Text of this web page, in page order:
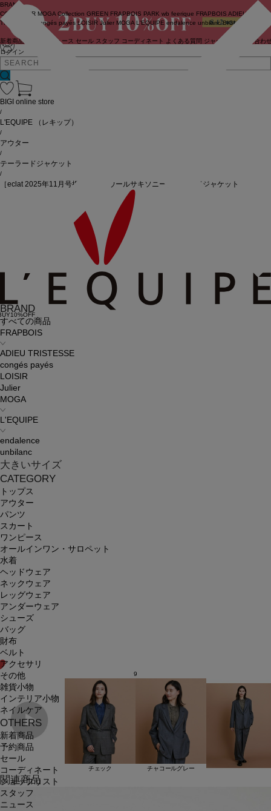
ログイン
BRAND
COUTURIER MOGA Collection GREEN FRAPBOIS PARK wb feerique FRAPBOIS ADIEU
TRISTESSE
congés payés LOISIR Julier MOGA L'EQUIPE endalence unbilanc BIGI online store
新着商品 ニュース セール スタッフ コーディネート よくある質問 ジャーナル お問い合わ
BRAND
すべての商品
FRAPBOIS
ADIEU TRISTESSE
congés payés
LOISIR
Julier
MOGA
L'EQUIPE
endalence
unbilanc
大きいサイズ
CATEGORY
トップス
アウター
パンツ
スカート
ワンピース
オールインワン・サロペット
水着
ヘッドウェア
ネックウェア
レッグウェア
アンダーウェア
シューズ
バッグ
財布
ベルト
アクセサリ
その他
雑貨小物
インテリア小物
ネイルケア
OTHERS
新着商品
予約商品
セール
コーディネート
ショップリスト
スタッフ
ニュース
BIGI online store
/
L'EQUIPE （レキップ）
/
アウター
/
テーラードジャケット
/
［eclat 2025年11月号掲載商品］ウールサキソニーテーラードジャケット
9
チェック チャコールグレー
関連商品